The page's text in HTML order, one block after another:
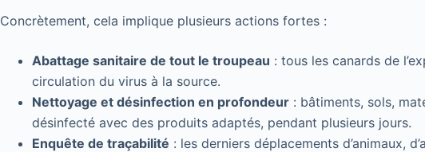
Concrètement, cela implique plusieurs actions fortes :
Abattage sanitaire de tout le troupeau : tous les canards de
circulation du virus à la source.
Nettoyage et désinfection en profondeur : bâtiments, sols,
désinfecté avec des produits adaptés, pendant plusieurs jours.
Enquête de traçabilité : les derniers déplacements d’animaux,